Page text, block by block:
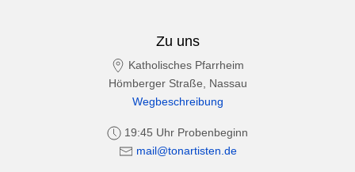
Zu uns
Katholisches Pfarrheim
Hömberger Straße, Nassau
Wegbeschreibung
19:45 Uhr Probenbeginn
mail@tonartisten.de